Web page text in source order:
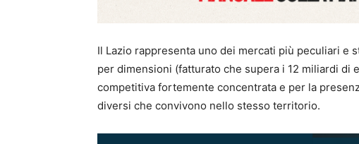
Il Lazio rappresenta uno dei mercati più peculiari e
per dimensioni (fatturato che supera i 12 miliardi di
competitiva fortemente concentrata e per la
diversi che convivono nello stesso territorio.